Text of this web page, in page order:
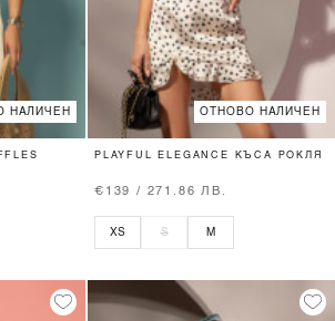
НАЛИЧЕН ОТНОВО НАЛИЧЕН
PLAYFUL ELEGANCE КЪСА РОКЛЯ
€139 / 271.86 ЛВ.
XS S M